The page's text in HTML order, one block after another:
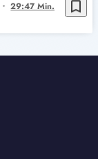
bookmark_border
29:47 Min.